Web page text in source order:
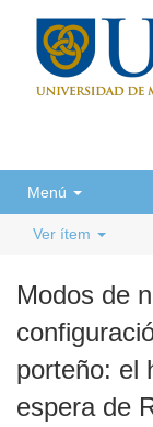
Menú
Ver ítem
Modos de
porteño: el
espera de